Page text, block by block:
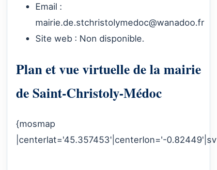
Email :
mairie.de.stchristolymedoc@wanadoo.fr
Site web : Non disponible.
Plan et vue virtuelle de la mairie
de Saint-Christoly-Médoc
{mosmap
|centerlat='45.357453'|centerlon='-